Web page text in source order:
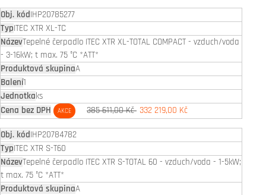
IHP20785277
ITEC XTR XL-TC
Tepelné čerpadlo ITEC XTR XL-TOTAL COMPACT - vzduch/voda
- 3-16kW; t max. 75 °C *ATT*
A
1
ks
AKCE 385 611,00 Kč 332 219,00 Kč
IHP20784782
ITEC XTR S-T60
Tepelné čerpadlo ITEC XTR S-TOTAL 60 - vzduch/voda - 1-5kW;
t max. 75 °C *ATT*
A